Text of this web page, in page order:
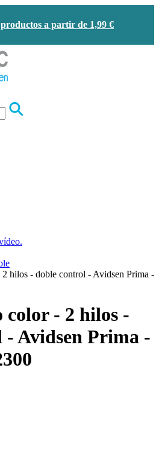
a partir de 1,99 €
hilos - doble control - Avidsen Prima -
- 2 hilos -
- Avidsen Prima -